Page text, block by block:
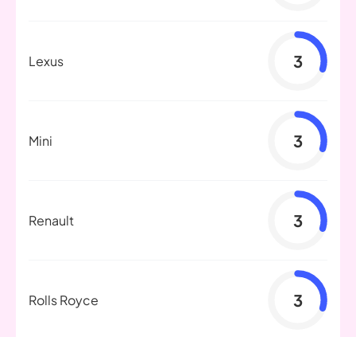
Lexus 3
Mini 3
Renault 3
Rolls Royce 3